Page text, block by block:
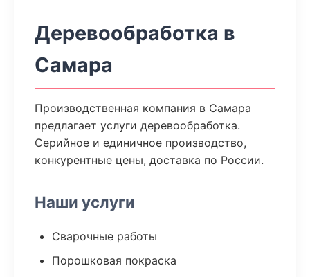
Деревообработка в
Самара
Производственная компания в Самара
предлагает услуги деревообработка.
Серийное и единичное производство,
конкурентные цены, доставка по России.
Наши услуги
Сварочные работы
Порошковая покраска